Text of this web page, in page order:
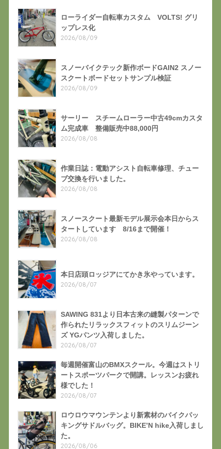
ローライダー自転車カスタム VOLTS! グリ
ップレス化
2026/08/09
スノーバイクテック新作ボードGAIN2 スノー
スクートボードセットサンプル検証
2026/08/09
サーリー スチームローラー中古49cmカスタ
ム完成車 整備販売中88,000円
2026/08/08
作業日誌：電動アシスト自転車修理、チュー
ブ交換を行いました。
2026/08/08
スノースクート最新モデル展示会本日からス
タートしています 8/16まで開催！
2026/08/08
本日店頭ロッジアにてかき氷やっています。
2026/08/07
SAWING 831より日本古来の縫製パターンで
作られたリラックスフィットのスリムジーン
ズ YGパンツ入荷しました。
2026/08/07
毎週開催富山のBMXスクール。今週はストリ
ートスポーツパークで開講。レッスンお疲れ
様でした！
2026/08/07
ロウロウマウンテンより新素材のバイクパッ
キングサドルバッグ。BIKE’N hike入荷しまし
た。
2026/08/06